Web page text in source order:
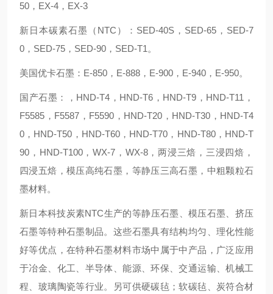
50，EX-4，EX-3
新日本碳素石墨（NTC）：SED-40S，SED-65，SED-7
0，SED-75，SED-90，SED-T1。
美国优卡石墨：E-850，E-888，E-900，E-940，E-950。
国产石墨：，HND-T4，HND-T6，HND-T9，HND-T11，
F5585，F5587，F5590，HND-T20，HND-T30，HND-T4
0，HND-T50，HND-T60，HND-T70，HND-T80，HND-T
90，HND-T100，WX-7，WX-8，两浸三焙，三浸四焙，
四浸五焙，模压高纯石墨，等静压三高石墨，中粗颗粒石
墨材料。
新日本科技炭素NTC生产的等静压石墨、模压石墨、挤压
石墨等特种石墨制品。这些石墨具有结构均匀、理化性能
好等优点，在特种石墨材料市场中属于中产品，广泛应用
于冶金、化工、半导体、能源、环保、交通运输、机械工
程、玻璃陶瓷等行业。另可供硬碳毡；软碳毡、炭符合材